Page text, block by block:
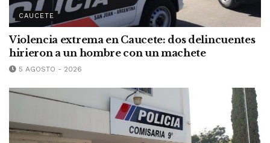
CAUCETE
Violencia extrema en Caucete: dos delincuentes
hirieron a un hombre con un machete
5 AGOSTO - 2026